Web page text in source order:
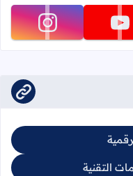
تابعنا على youtube تابعنا على instagram
التقنية